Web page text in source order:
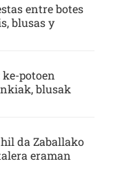
entre botes
blusas y
ke-potoen
blusak
da Zaballako
eraman